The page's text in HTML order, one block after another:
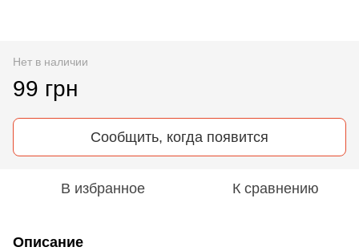
Нет в наличии
99 грн
Сообщить, когда появится
В избранное К сравнению
Описание